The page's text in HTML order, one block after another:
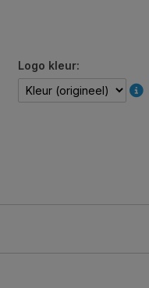
Logo kleur: